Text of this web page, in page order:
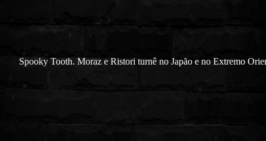
Spooky Tooth. Moraz e Ristori turnê no Japão e no Extremo